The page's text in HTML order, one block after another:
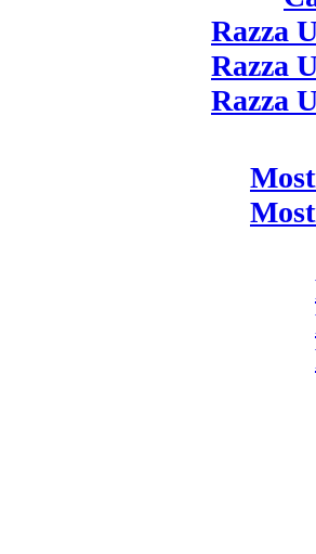
Razza
Razza
Razza